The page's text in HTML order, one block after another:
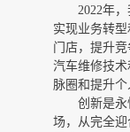
2022年
实现业务转
门店，提升
汽车维修技
脉圈和提升个
创新是
场，从完全